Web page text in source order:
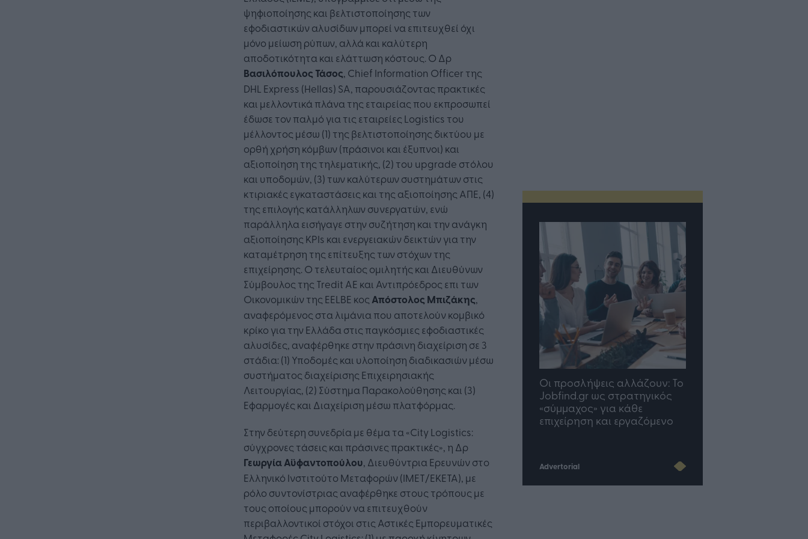
ψηφιοποίησης και βελτιστοποίησης των
εφοδιαστικών αλυσίδων μπορεί να επιτευχθεί όχι
μόνο μείωση ρύπων, αλλά και καλύτερη
αποδοτικότητα και ελάττωση κόστους. Ο Δρ
Βασιλόπουλος Τάσος, Chief Information Officer της
DHL Express (Hellas) SA, παρουσιάζοντας πρακτικές
και μελλοντικά πλάνα της εταιρείας που εκπροσωπεί
έδωσε τον παλμό για τις εταιρείες Logistics του
μέλλοντος μέσω (1) της βελτιστοποίησης δικτύου με
ορθή χρήση κόμβων (πράσινοι και έξυπνοι) και
αξιοποίηση της τηλεματικής, (2) του upgrade στόλου
και υποδομών, (3) των καλύτερων συστημάτων στις
κτιριακές εγκαταστάσεις και της αξιοποίησης ΑΠΕ, (4)
της επιλογής κατάλληλων συνεργατών, ενώ
παράλληλα εισήγαγε στην συζήτηση και την ανάγκη
αξιοποίησης KPIs και ενεργειακών δεικτών για την
καταμέτρηση της επίτευξης των στόχων της
επιχείρησης. Ο τελευταίος ομιλητής και Διευθύνων
Σύμβουλος της Tredit AE και Αντιπρόεδρος επι των
Οικονομικών της EELBE κος Απόστολος Μπιζάκης,
αναφερόμενος στα λιμάνια που αποτελούν κομβικό
κρίκο για την Ελλάδα στις παγκόσμιες εφοδιαστικές
αλυσίδες, αναφέρθηκε στην πράσινη διαχείριση σε 3
στάδια: (1) Υποδομές και υλοποίηση διαδικασιών μέσω
συστήματος διαχείρισης Επιχειρησιακής
Λειτουργίας, (2) Σύστημα Παρακολούθησης και (3)
Εφαρμογές και Διαχείριση μέσω πλατφόρμας.
Στην δεύτερη συνεδρία με θέμα τα «City Logistics:
σύγχρονες τάσεις και πράσινες πρακτικές», η Δρ
Γεωργία Αϋφαντοπούλου, Διευθύντρια Ερευνών στο
Ελληνικό Ινστιτούτο Μεταφορών (ΙΜΕΤ/ΕΚΕΤΑ), με
ρόλο συντονίστριας αναφέρθηκε στους τρόπους με
τους οποίους μπορούν να επιτευχθούν
περιβαλλοντικοί στόχοι στις Αστικές Εμπορευματικές
Η Τεχνητή Νοημοσύνη: το νέο
λειτουργικό σύστημα της
επιχείρησης
Οι προσλήψεις αλλάζουν: To
Jobfind.gr ως στρατηγικός
«σύμμαχος» για κάθε
επιχείρηση και εργαζόμενο
Advertorial